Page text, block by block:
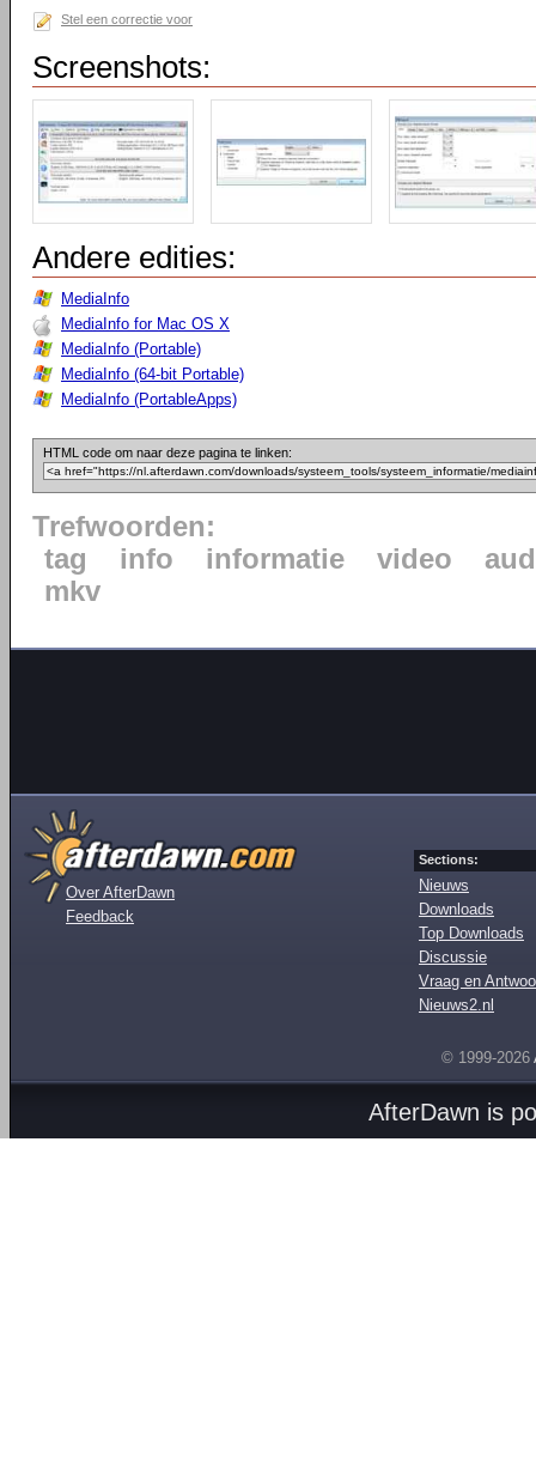
Stel een correctie voor
Screenshots:
Andere edities:
MediaInfo
MediaInfo for Mac OS X
MediaInfo (Portable)
MediaInfo (64-bit Portable)
MediaInfo (PortableApps)
HTML code om naar deze pagina te linken:
Trefwoorden:
tag
info informatie video
mkv
Over AfterDawn
Feedback
Sections:
Nieuws
Downloads
Top Downloads
Discussie
Vraag en
Nieuws2.nl
© 1999-2026
AfterDawn is